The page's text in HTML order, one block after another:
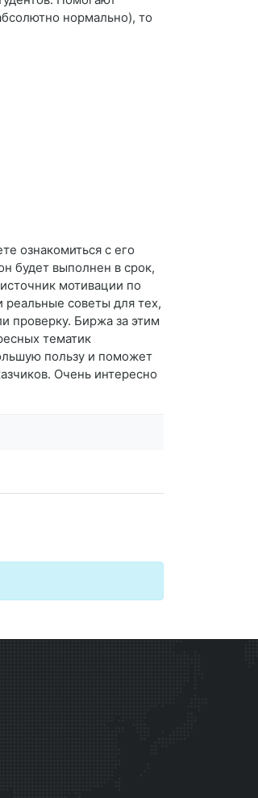
нормально), то
ознакомиться с его
будет выполнен в срок,
мотивации по
советы для тех,
проверку. Биржа за этим
тематик
пользу и поможет
Очень интересно